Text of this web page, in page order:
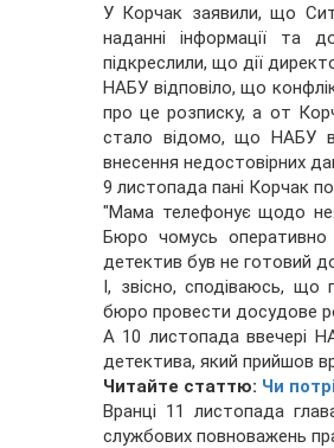
У Корчак заявили, що
наданні інформації та
підкреслили, що дії
НАБУ відповіло, що
про це розписку, а от
стало відомо, що НАБУ
внесення недостовірних
9 листопада пані Корчак
"Мама телефонує щодо
Бюро чомусь
детектив був не готовий
І, звісно, сподіваюсь, що
бюро провести досудове
А 10 листопада ввечері
детектива, який прийшов
Читайте статтю: Чи
Вранці 11 листопада
службових повноважень